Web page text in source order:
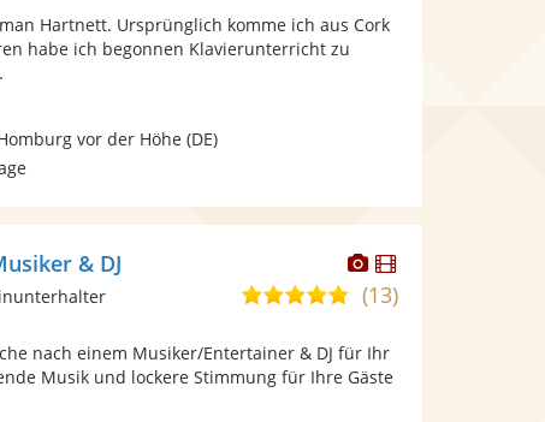
Fotos
bereit.
5
Sternen
Hartnett. Ursprünglich komme ich aus Cork
habe ich begonnen Klavierunterricht zu
vor der Höhe(DE)
Dieser
Künstler
stellt
Fotos
bereit.
Dieser
Künstler
& DJ
4,9
5
Sternen
(13)
nach einem Musiker/Entertainer & DJ für Ihr
Musik und lockere Stimmung für Ihre Gäste